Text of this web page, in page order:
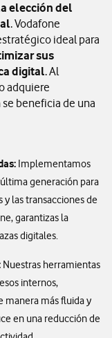
elección del
. Vodafone
ideal para
sus
digital. Al
adquiere
beneficia de una
Implementamos
generación para
las transacciones de
garantizas la
digitales.
Nuestras herramientas
internos,
manera más fluida y
en una reducción de